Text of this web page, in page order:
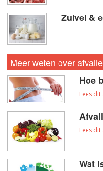
Zuivel &
Meer weten over
Hoe
Lees dit
Lees dit
Wat